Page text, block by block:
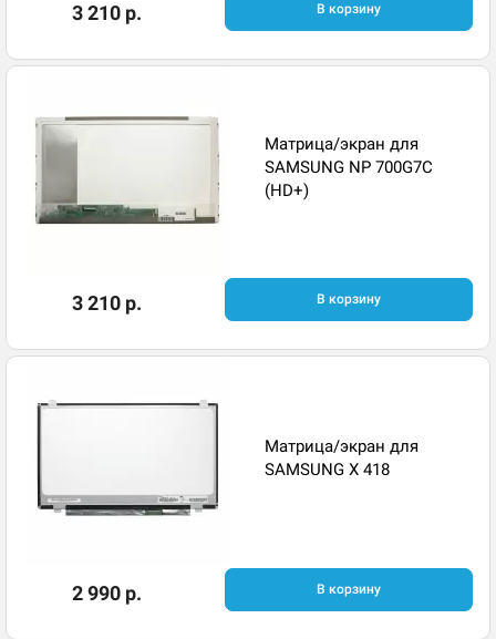
3 210 р. В корзину
Матрица/экран для
SAMSUNG NP 700G7C
(HD+)
3 210 р. В корзину
Матрица/экран для
SAMSUNG X 418
2 990 р. В корзину